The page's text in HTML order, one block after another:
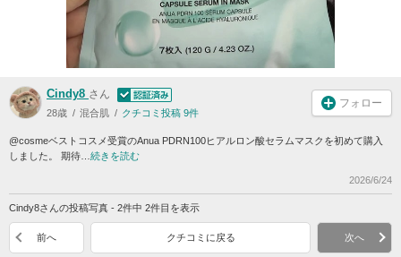
Cindy8 さん
28歳 混合肌 クチコミ投稿 9件
フォロー
@cosmeベストコスメ受賞のAnua PDRN100ヒアルロン酸セラムマスクを初めて購入
しました。 期待… 続きを読む
2026/6/24
Cindy8さんの投稿写真 - 2件中 2件目を表示
前へ クチコミに戻る 次へ